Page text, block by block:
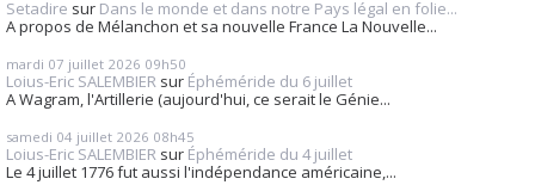
Setadire sur Dans le monde et dans notre Pays légal en folie...
A propos de Mélanchon et sa nouvelle France La Nouvelle...
mardi 07 juillet 2026 09h50
Loius-Eric SALEMBIER sur Éphéméride du 6 juillet
A Wagram, l'Artillerie (aujourd'hui, ce serait le Génie...
samedi 04 juillet 2026 08h45
Loius-Eric SALEMBIER sur Éphéméride du 4 juillet
Le 4 juillet 1776 fut aussi l'indépendance américaine,...